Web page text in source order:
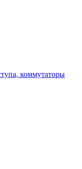
коммутаторы